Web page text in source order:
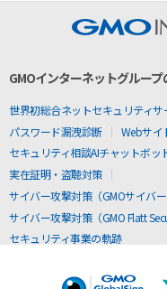
GMOインターネットグルー
世界初総合ネットセキュリティサ
パスワード漏洩診断
Webサイ
セキュリティ相談AIチャットボッ
実在証明・盗聴対策
サイバー攻撃対策（GMOサイバ
サイバー攻撃対策（GMO Flatt
セキュリティ事業の軌跡